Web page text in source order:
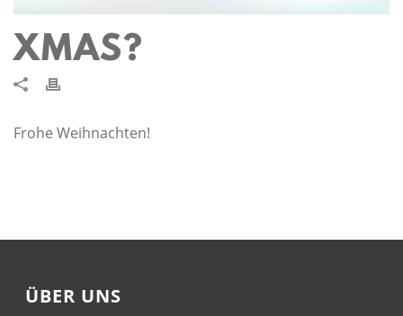
XMAS?
Frohe Weihnachten!
ÜBER UNS